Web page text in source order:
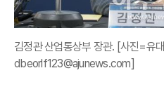
김정관 산업통상부 장관. [사진=유
dbeorlf123@ajunews.com]